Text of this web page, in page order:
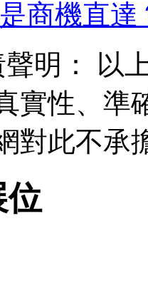
商機直達
聲明： 以
實性、準
對此不承
位